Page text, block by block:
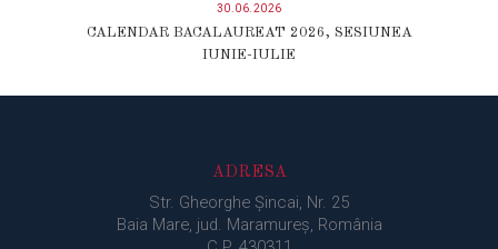
30.06.2026
CALENDAR BACALAUREAT 2026, SESIUNEA
IUNIE-IULIE
ADRESA
Str. Gheorghe Şincai, Nr. 25
Baia Mare, jud. Maramureș, România